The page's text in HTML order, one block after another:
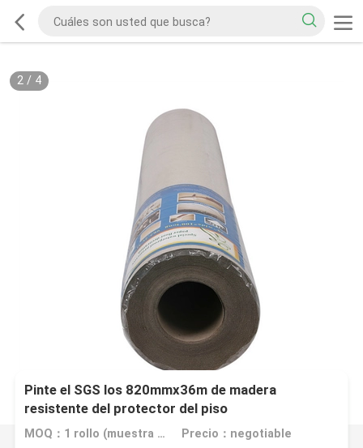
2/ 4
Pinte el SGS los 820mmx36m de madera
resistente del protector del piso
MOQ：1 rollo (muestra gratis de tamaño A4) Precio：negotiable